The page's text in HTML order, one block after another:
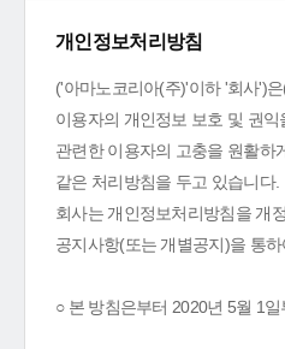
개인정보처리방침
('아마노코리아(주)'이하 '회사')
이용자의 개인정보 보호 및 권
관련한 이용자의 고충을 원활하
같은 처리방침을 두고 있습니다.
회사는 개인정보처리방침을 개
공지사항(또는 개별공지)을 통
○ 본 방침은부터 2020년 5월 1일